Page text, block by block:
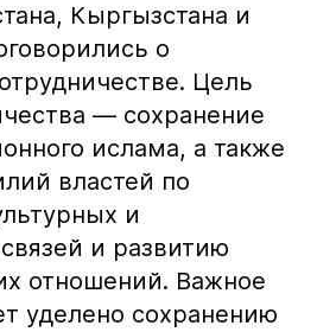
Кыргызстана и
о
Цель
— сохранение
ислама, а также
властей по
и
и развитию
отношений. Важное
уделено сохранению